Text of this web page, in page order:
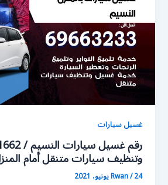
غسيل سيارات
وتنظيف سيارات متنقل أمام
Rwan/24 يونيو، 2021